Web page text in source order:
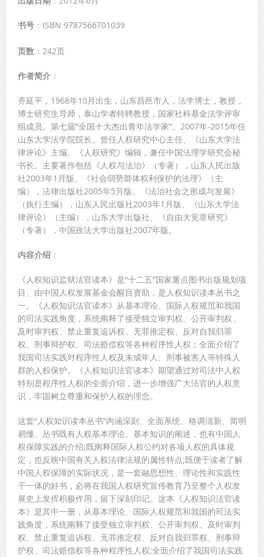
书号：ISBN 9787566701039
页数：242页
作者简介：
齐延平，1968年10月出生，山东昌邑市人，法学博士，教授，
博士研究生导师，泰山学者特聘教授，国家社科基金法学评审
组成员。第七届”全国十大杰出青年法学家”。2007年-2015年任
山东大学法学院院长。曾任人权研究中心主任、《山东大学法
律评论》主编、《人权研究》编辑，兼任中国法理学研究会秘
书长。主要著作包括《人权与法治》（专著），山东人民出版
社2003年1月版、《社会弱势群体权利保护的法理》（主
编），法律出版社2005年5月版、《法治社会之形成与发展》
（执行主编），山东人民出版社2003年1月版、《山东大学法
律评论》（主编），山东大学出版社、《自由大宪章研究》
（专著），中国政法大学出版社2007年版。
内容介绍：
《人权知识监狱法官读本》是“十二五”国家重点图书出版规划项
目、由中国人权发展基金会醒目资助，是人权知识读本丛书之
一。《人权知识法官读本》从基本理论、国际人权规范和我国
的司法实践角度，系统阐释了接受独立审判权、公开审判权、
及时审判权、禁止重复追诉权、无罪推定权、反对自我归罪
权、刑事辩护权、司法赔偿权等各种程序性人权；全面介绍了
我国司法实践对程序性人权及未成年人、刑事被害人等特殊人
群的人权保护。《人权知识法官读本》期望通过对司法中人权
特别是程序性人权的全面介绍，进一步增强广大法官的人权意
识，牢固树立尊重和保护人权的理念。
这套“人权知识读本丛书”内涵深刻、全面系统、格调清新、简明
易懂。丛书既有人权基本理论、基本知识的阐述，也有中国人
权保障实践的介绍;既阐释国际人权公约对各项人权的具体规
定，也反映中国有关人权法律法规的属性特点;既便于读者了解
中国人权保障的实际状况，是一套融思想性、理论性和实践性
于一体的好书，必将在我国人权研究宣传教育乃至整个人权发
展史上发挥积极作用，留下深刻印记。这本《人权知识法官读
本》是其中一册，从基本理论、国际人权规范和我国的司法实
践角度，系统阐释了接受独立审判权、公开审判权、及时审判
权、禁止重复追诉权、无罪推定权、反对自我归罪权、刑事辩
护权、司法赔偿权等各种程序性人权;全面介绍了我国司法实践